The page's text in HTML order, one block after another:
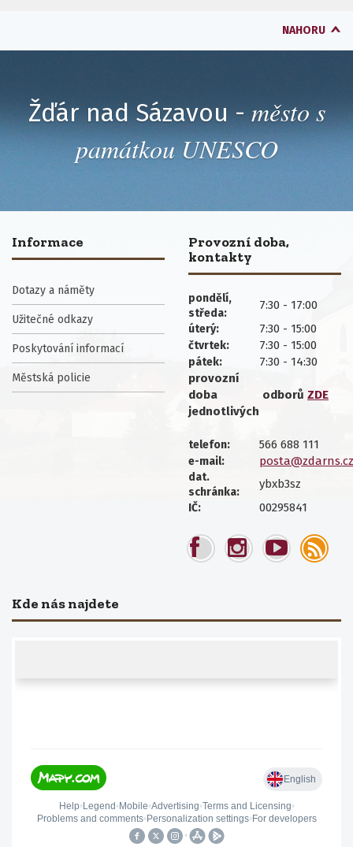
NAHORU
Žďár nad Sázavou - město s
památkou UNESCO
Informace
Dotazy a náměty
Užitečné odkazy
Poskytování informací
Městská policie
Provozní doba,
kontakty
pondělí,
středa:
7:30 - 17:00
úterý: 7:30 - 15:00
čtvrtek: 7:30 - 15:00
pátek:
7:30 - 14:30
provozní
doba
jednotlivých
odborů ZDE
telefon: 566 688 111
e-mail: posta@zdarns.cz
dat.
schránka:
ybxb3sz
IČ: 00295841
Kde nás najdete